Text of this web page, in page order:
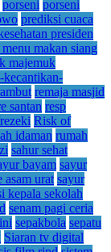
porseni porseni
prediksi cuaca
presiden
makan siang
majemuk
kecantikan-
remaja masjid
santan resp
rezeki Risk of
idaman rumah
sahur sehat
bayam sayur
asam urat sayur
kepala sekolah
senam pagi ceria
sepakbola sepatu
Siaran tv digital